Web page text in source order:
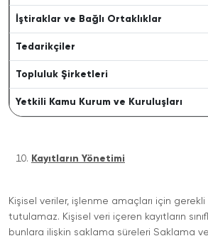
İştiraklar ve Bağlı Ortaklıklar
Tedarikçiler
Topluluk Şirketleri
Yetkili Kamu Kurum ve Kuruluşları
Kayıtların Yönetimi
Kişisel veriler, işlenme amaçları için
tutulamaz. Kişisel veri içeren kayıtların
bunlara ilişkin saklama süreleri Saklama